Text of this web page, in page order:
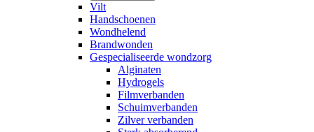
Vilt
Handschoenen
Wondhelend
Brandwonden
Gespecialiseerde wondzorg
Alginaten
Hydrogels
Filmverbanden
Schuimverbanden
Zilver verbanden